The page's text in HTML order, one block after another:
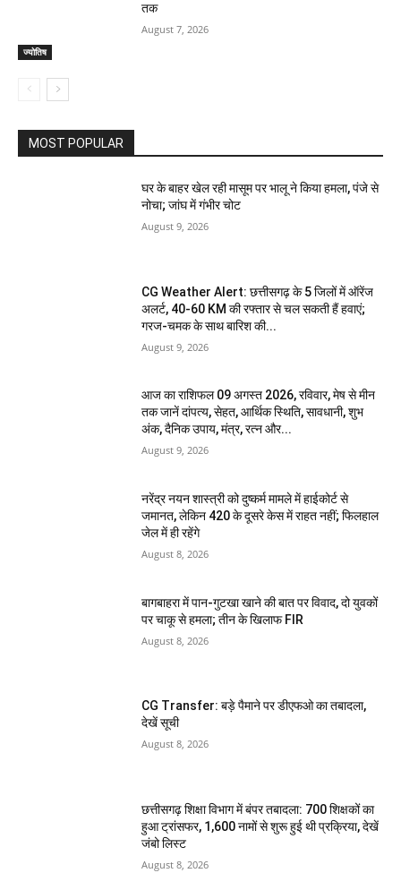
ज्योतिष
तक
August 7, 2026
MOST POPULAR
घर के बाहर खेल रही मासूम पर भालू ने किया हमला, पंजे से
नोचा; जांघ में गंभीर चोट
August 9, 2026
CG Weather Alert: छत्तीसगढ़ के 5 जिलों में ऑरेंज
अलर्ट, 40-60 KM की रफ्तार से चल सकती हैं हवाएं;
गरज-चमक के साथ बारिश की...
August 9, 2026
आज का राशिफल 09 अगस्त 2026, रविवार, मेष से मीन
तक जानें दांपत्य, सेहत, आर्थिक स्थिति, सावधानी, शुभ
अंक, दैनिक उपाय, मंत्र, रत्न और...
August 9, 2026
नरेंद्र नयन शास्त्री को दुष्कर्म मामले में हाईकोर्ट से
जमानत, लेकिन 420 के दूसरे केस में राहत नहीं; फिलहाल
जेल में ही रहेंगे
August 8, 2026
बागबाहरा में पान-गुटखा खाने की बात पर विवाद, दो युवकों
पर चाकू से हमला; तीन के खिलाफ FIR
August 8, 2026
CG Transfer: बड़े पैमाने पर डीएफओ का तबादला,
देखें सूची
August 8, 2026
छत्तीसगढ़ शिक्षा विभाग में बंपर तबादला: 700 शिक्षकों का
हुआ ट्रांसफर, 1,600 नामों से शुरू हुई थी प्रक्रिया, देखें
जंबो लिस्ट
August 8, 2026